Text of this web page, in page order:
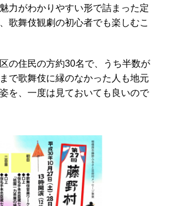
力がわかりやすい形で詰まった定
歌舞伎観劇の初心者でも楽しむこ
の住民の方約30名で、うち半数が
で歌舞伎に縁のなかった人も地元
を、一度は見ておいても良いので